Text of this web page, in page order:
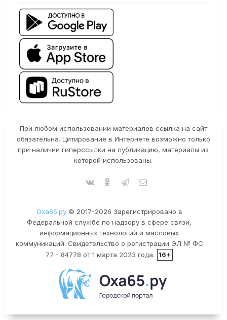
При любом использовании материалов ссылка на сайт
обязательна. Цитирование в Интернете возможно только
при наличии гиперссылки на публикацию, материалы из
которой использованы.
Оха65.ру© 2017-2026 Зарегистрировано в
Федеральной службе по надзору в сфере связи,
информационных технологий и массовых
коммуникаций. Свидетельство о регистрации ЭЛ № ФС
77 - 84778 от 1 марта 2023 года.
16+